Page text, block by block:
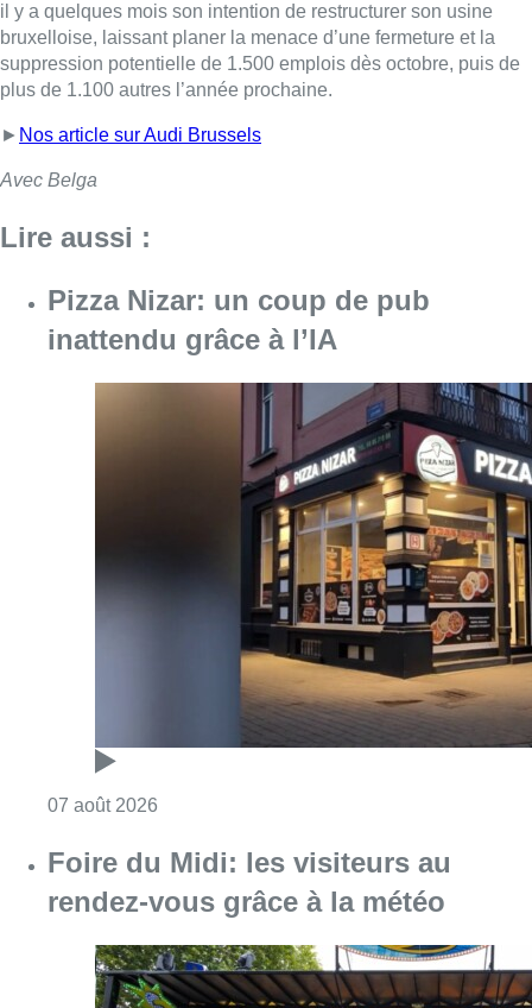
il y a quelques mois son intention de restructurer son usine
bruxelloise, laissant planer la menace d’une fermeture et la
suppression potentielle de 1.500 emplois dès octobre, puis de
plus de 1.100 autres l’année prochaine.
► Nos article sur Audi Brussels
Avec Belga
Lire aussi :
Pizza Nizar: un coup de pub
inattendu grâce à l’IA
07 août 2026
Foire du Midi: les visiteurs au
rendez-vous grâce à la météo